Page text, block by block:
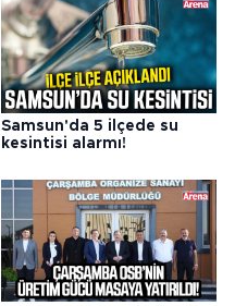
Samsun'da 5 ilçede su
kesintisi alarmı!